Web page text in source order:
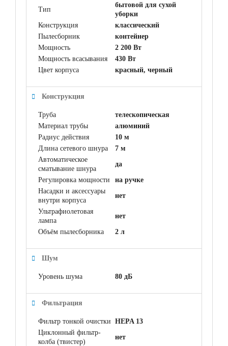
Тип
бытовой для сухой
уборки
Конструкция
классический
Пылесборник
контейнер
Мощность
2 200 Вт
Мощность всасывания
430 Вт
Цвет корпуса
красный, черный
Конструкция
Труба
телескопическая
Материал трубы
алюминий
Радиус действия
10 м
Длина сетевого шнура
7 м
Автоматическое
сматывание шнура
да
Регулировка мощности
на ручке
Насадки и аксессуары
внутри корпуса
нет
Ультрафиолетовая
лампа
нет
Объём пылесборника 2 л
Шум
Уровень шума 80 дБ
Фильтрация
Фильтр тонкой очистки HEPA 13
Циклонный фильтр-
колба (твистер)
нет